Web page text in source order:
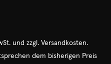
und zzgl. Versandkosten.
dem bisherigen Preis